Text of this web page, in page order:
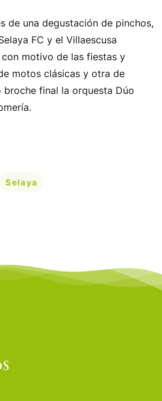
de una degustación de pinchos,
FC y el Villaescusa
motivo de las fiestas y
motos clásicas y otra de
broche final la orquesta Dúo
Selaya